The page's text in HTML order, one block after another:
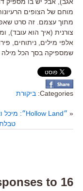
מוחם של הצופים
מתוך עצמם. זה סרט
צורנית (איך הוא עובד),
אלפי מילים, ניתוחים,
שמספיקה בסך הכל מילה
Categories: ביקורת
« ״Hollow Land״: מיכל ואורי קרנות בדרך לאוסקר
טבלת